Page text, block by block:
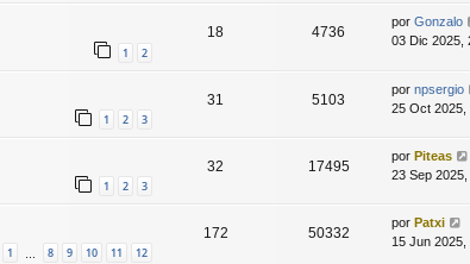
1 2
18 4736
por Gonzalo
03 Dic 2025,
1 2 3
31 5103
por npsergio
25 Oct 2025,
1 2 3
32 17495
por Piteas
23 Sep
1 8 9 10 11 12
172 50332
por Patxi
15 Jun 2025,